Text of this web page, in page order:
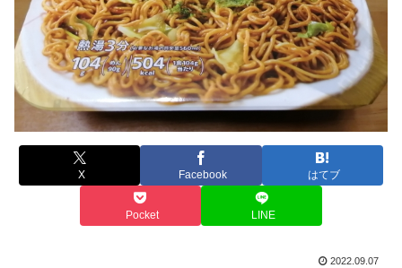
X Facebook はてブ
Pocket LINE
2022.09.07